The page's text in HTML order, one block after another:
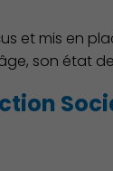
et mis en
son état